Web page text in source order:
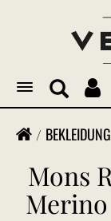
Toggle
navigation
BEKLEIDUNG
Mons